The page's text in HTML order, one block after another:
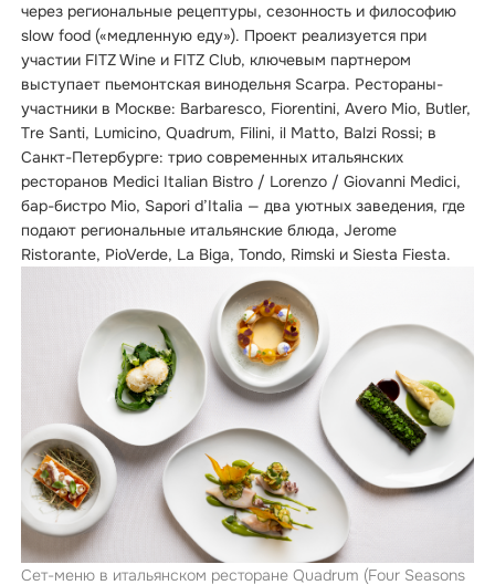
через региональные рецептуры, сезонность и философию
slow food («медленную еду»). Проект реализуется при
участии FITZ Wine и FITZ Club, ключевым партнером
выступает пьемонтская винодельня Scarpa. Рестораны-
участники в Москве: Barbaresco, Fiorentini, Avero Mio, Butler,
Tre Santi, Lumicino, Quadrum, Filini, il Matto, Balzi Rossi; в
Санкт-Петербурге: трио современных итальянских
ресторанов Medici Italian Bistro / Lorenzo / Giovanni Medici,
бар-бистро Mio, Sapori d’Italia — два уютных заведения, где
подают региональные итальянские блюда, Jerome
Ristorante, PioVerde, La Biga, Tondo, Rimski и Siesta Fiesta.
Сет-меню в итальянском ресторане Quadrum (Four Seasons